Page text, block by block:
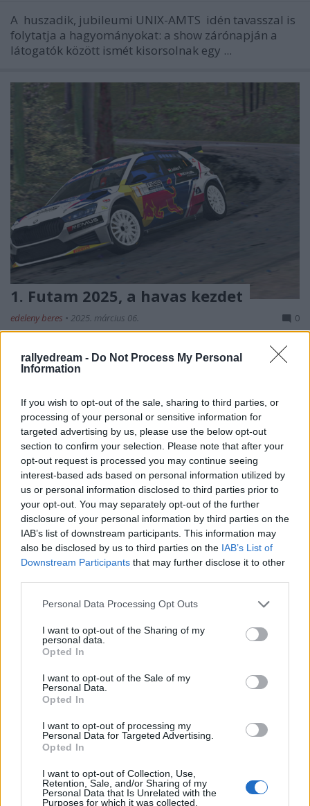
rallyedream - Do Not Process My Personal
Information
If you wish to opt-out of the sale, sharing to third parties, or
processing of your personal or sensitive information for
targeted advertising by us, please use the below opt-out
section to confirm your selection. Please note that after your
opt-out request is processed you may continue seeing
interest-based ads based on personal information utilized by
us or personal information disclosed to third parties prior to
your opt-out. You may separately opt-out of the further
disclosure of your personal information by third parties on the
IAB’s list of downstream participants. This information may
also be disclosed by us to third parties on the IAB’s List of
Downstream Participants that may further disclose it to other
Please note that this website/app uses one or more Google
not limited to your visit or usage behaviour. You may click to
grant or deny consent to Google and its third-party tags to
use your data for below specified purposes in below Google
consent section.
Personal Data Processing Opt Outs
I want to opt-out of the Sharing of my
personal data.
Opted In
I want to opt-out of the Sale of my
Personal Data.
Opted In
I want to opt-out of processing my
Personal Data for Targeted Advertising.
Opted In
I want to opt-out of Collection, Use,
Retention, Sale, and/or Sharing of my
Personal Data that Is Unrelated with the
Purposes for which it was collected.
A huszadik, jubileumi UNIX-AMTS idén tavasszal is
folytatja a hagyományokat: a show zárónapján a
látogatók között ismét kisorsolnak egy ...
1. Futam 2025, a havas kezdet
edeleny beres • 2025. március 06. 0
III. RBR Magyar Bajnokság - 1. Futam 2025
rallysimfans
Szerelemre hangolva: Alfa Romeo
Junior
edeleny beres• 2025. március 03.
amely egyben életstílust is kölcsönöz használójának.
Több mint száztíz éves története során ...
Zemplén Rally 2024, a bajnokság